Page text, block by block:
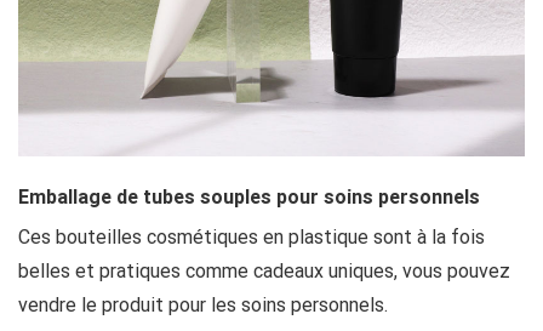
Emballage de tubes souples pour soins personnels
Ces bouteilles cosmétiques en plastique sont à la fois
belles et pratiques comme cadeaux uniques, vous pouvez
vendre le produit pour les soins personnels.